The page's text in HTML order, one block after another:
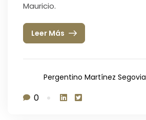
Mauricio.
Leer Más
Pergentino Martínez Segovia
0